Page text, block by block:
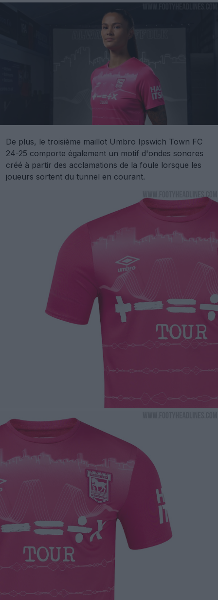
De plus, le troisième maillot Umbro Ipswich Town FC
24-25 comporte également un motif d'ondes sonores
créé à partir des acclamations de la foule lorsque les
joueurs sortent du tunnel en courant.